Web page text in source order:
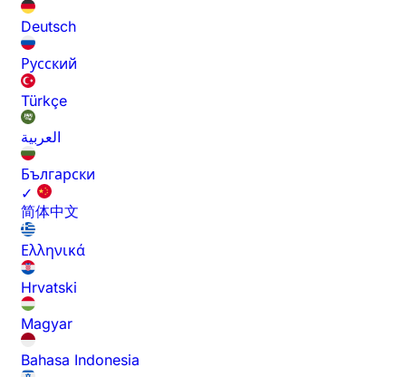
Deutsch
Русский
Türkçe
العربية
Български
✓
简体中文
Ελληνικά
Hrvatski
Magyar
Bahasa Indonesia